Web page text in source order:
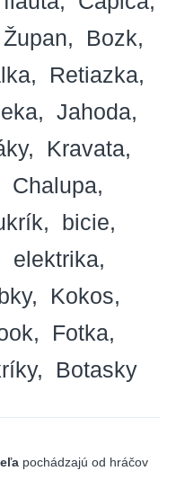
Župan
Bozk
Retiazka
Jahoda
Kravata
Chalupa
bicie
elektrika
Kokos
Fotka
Botasky
pochádzajú od hráčov